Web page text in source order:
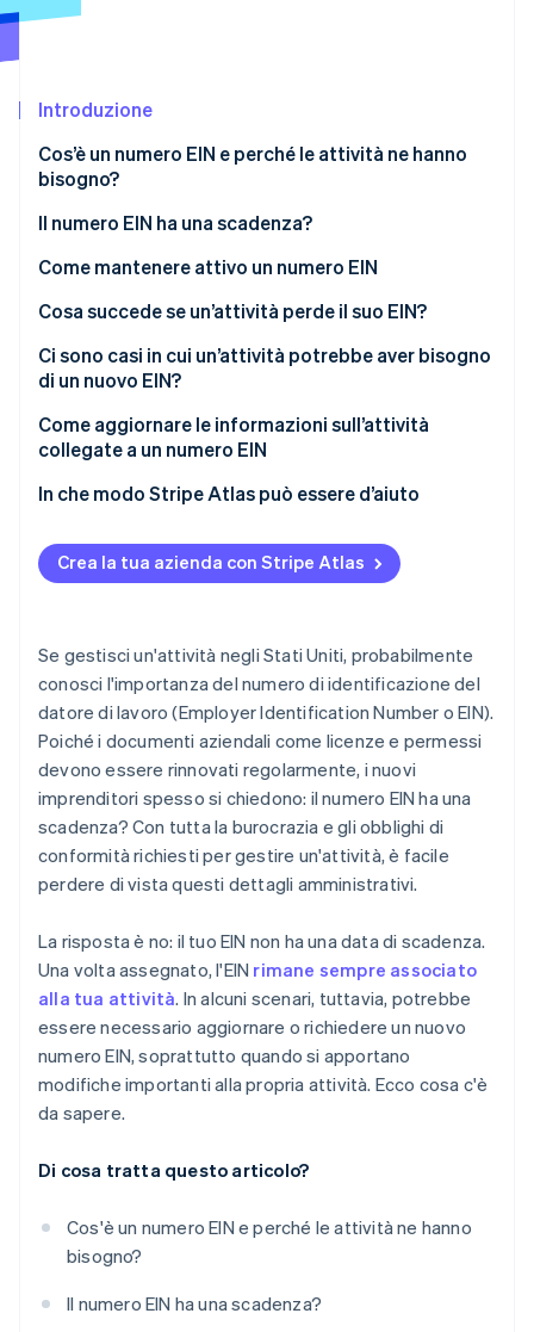
Scopri cosa ti aspetta
Atlas
Climate
Rimozione del carbonio
Identity
Stripe Sessions 2026
Guarda ora
Introduzione
Cos’è un numero EIN e perché le attività ne hanno
bisogno?
Il numero EIN ha una scadenza?
Come mantenere attivo un numero EIN
Cosa succede se un’attività perde il suo EIN?
Ci sono casi in cui un’attività potrebbe aver bisogno
di un nuovo EIN?
Come aggiornare le informazioni sull’attività
collegate a un numero EIN
Variazione di ragione sociale
Cambio di indirizzo, proprietà o responsabile
Variazione della struttura aziendale
In che modo Stripe Atlas può essere d’aiuto
Registrazione su Atlas
Accettazione di pagamenti e operazioni bancarie
Acquisto di azioni senza contanti da parte del
fondatore
Presentazione automatica della dichiarazione
fiscale 83(b)
Documenti legali aziendali con idoneità globale
Un anno gratuito di Stripe Payments, più 50.000
USD in crediti e sconti offerti dai partner
Crea la tua azienda con Stripe Atlas
Se gestisci un'attività negli Stati Uniti, probabilmente
conosci l'importanza del numero di identificazione del
datore di lavoro (Employer Identification Number o EIN).
Poiché i documenti aziendali come licenze e permessi
devono essere rinnovati regolarmente, i nuovi
imprenditori spesso si chiedono: il numero EIN ha una
scadenza? Con tutta la burocrazia e gli obblighi di
conformità richiesti per gestire un'attività, è facile
perdere di vista questi dettagli amministrativi.
La risposta è no: il tuo EIN non ha una data di scadenza.
Una volta assegnato, l'EIN rimane sempre associato
alla tua attività. In alcuni scenari, tuttavia, potrebbe
essere necessario aggiornare o richiedere un nuovo
numero EIN, soprattutto quando si apportano
modifiche importanti alla propria attività. Ecco cosa c'è
da sapere.
Di cosa tratta questo articolo?
Cos'è un numero EIN e perché le attività ne hanno
bisogno?
Il numero EIN ha una scadenza?